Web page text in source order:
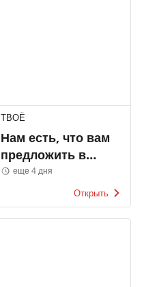
ТВОЁ
Нам есть, что вам
предложить в
ТВОЁ
еще 4 дня
Открыть